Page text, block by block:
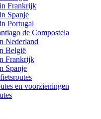
Frankrijk
Spanje
Portugal
de Compostela
Nederland
België
Frankrijk
Spanje
en voorzieningen